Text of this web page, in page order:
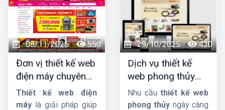
hàng tiềm năng và hỗ
trợ quản lý dịch vụ một
cách chuyên nghiệp,
tiện lợi. Tại sao chú
trọng đầu tư vào
website spa, thẩm mỹ
viện? CùngCông ty
HIGkhám phá nhé.
bạn tiếp cận khách
hàng tiềm năng một
cách dễ dàng, website
còn là công cụ đắc lực
để xây dựng thương
hiệu và tăng doanh thu
cho cửa hàng hoa của
bạn.
08/11/2025 550
Đơn vị thiết kế web
điện máy chuyên
nghiệp, chuẩn SEO,
giá tốt
Thiết kế web điện
máy là giải pháp giúp
29/10/2025 430
Dịch vụ thiết kế
web phong thủy
đẹp, chuyên
nghiệp, chuẩn SEO
Nhu cầuthiết kế web
phong thủy ngày càng